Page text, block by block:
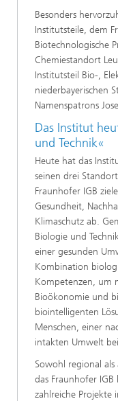
Besonders
Institutsteile, dem
Biotechnologische
Chemiestandort
Institutsteil Bio-,
niederbayerischen
Namenspatrons
Das Institut
und Technik«
Heute hat das
seinen drei
Fraunhofer IGB
Gesundheit,
Klimaschutz ab.
Biologie und
einer gesunden
Kombination
Kompetenzen, um
Bioökonomie und
biointelligenten
Menschen, einer
intakten Umwelt
Sowohl regional
das Fraunhofer
zahlreiche Projekte